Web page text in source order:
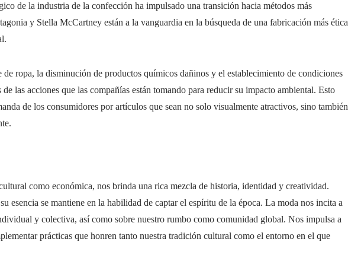
de la industria de la confección ha impulsado una transición hacia métodos más
y Stella McCartney están a la vanguardia en la búsqueda de una fabricación más ética
ropa, la disminución de productos químicos dañinos y el establecimiento de condiciones
las acciones que las compañías están tomando para reducir su impacto ambiental. Esto
de los consumidores por artículos que sean no solo visualmente atractivos, sino también
como económica, nos brinda una rica mezcla de historia, identidad y creatividad.
esencia se mantiene en la habilidad de captar el espíritu de la época. La moda nos incita a
y colectiva, así como sobre nuestro rumbo como comunidad global. Nos impulsa a
prácticas que honren tanto nuestra tradición cultural como el entorno en el que